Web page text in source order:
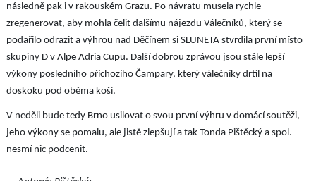
následně pak i v rakouském Grazu. Po návratu musela rychle
zregenerovat, aby mohla čelit dalšímu nájezdu Válečníků, který se
podařilo odrazit a výhrou nad Děčínem si SLUNETA stvrdila první místo
skupiny D v Alpe Adria Cupu. Další dobrou zprávou jsou stále lepší
výkony posledního příchozího Čampary, který válečníky drtil na
doskoku pod oběma koši.
V neděli bude tedy Brno usilovat o svou první výhru v domácí soutěži,
jeho výkony se pomalu, ale jistě zlepšují a tak Tonda Pištěcký a spol.
nesmí nic podcenit.